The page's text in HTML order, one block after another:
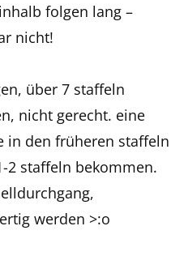
folgen lang –
nicht!
über 7 staffeln
nicht gerecht. eine
in den früheren staffeln
2 staffeln bekommen.
werden >:o